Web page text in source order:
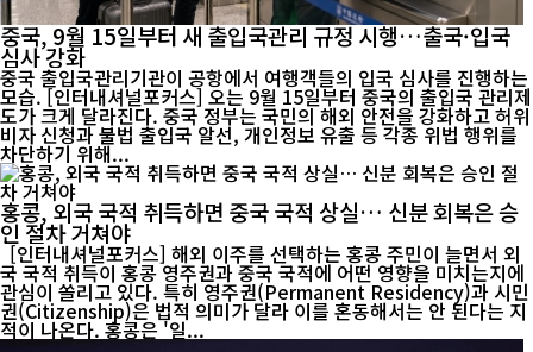
중국, 9월 15일부터 새 출입국관리 규정 시행…출국·입국
심사 강화
중국 출입국관리기관이 공항에서 여행객들의 입국 심사를 진행하는
모습. [인터내셔널포커스] 오는 9월 15일부터 중국의 출입국 관리제
도가 크게 달라진다. 중국 정부는 국민의 해외 안전을 강화하고 허위
비자 신청과 불법 출입국 알선, 개인정보 유출 등 각종 위법 행위를
차단하기 위해...
홍콩, 외국 국적 취득하면 중국 국적 상실… 신분 회복은 승
인 절차 거쳐야
[인터내셔널포커스] 해외 이주를 선택하는 홍콩 주민이 늘면서 외
국 국적 취득이 홍콩 영주권과 중국 국적에 어떤 영향을 미치는지에
관심이 쏠리고 있다. 특히 영주권(Permanent Residency)과 시민
권(Citizenship)은 법적 의미가 달라 이를 혼동해서는 안 된다는 지
적이 나온다. 홍콩은 '일...